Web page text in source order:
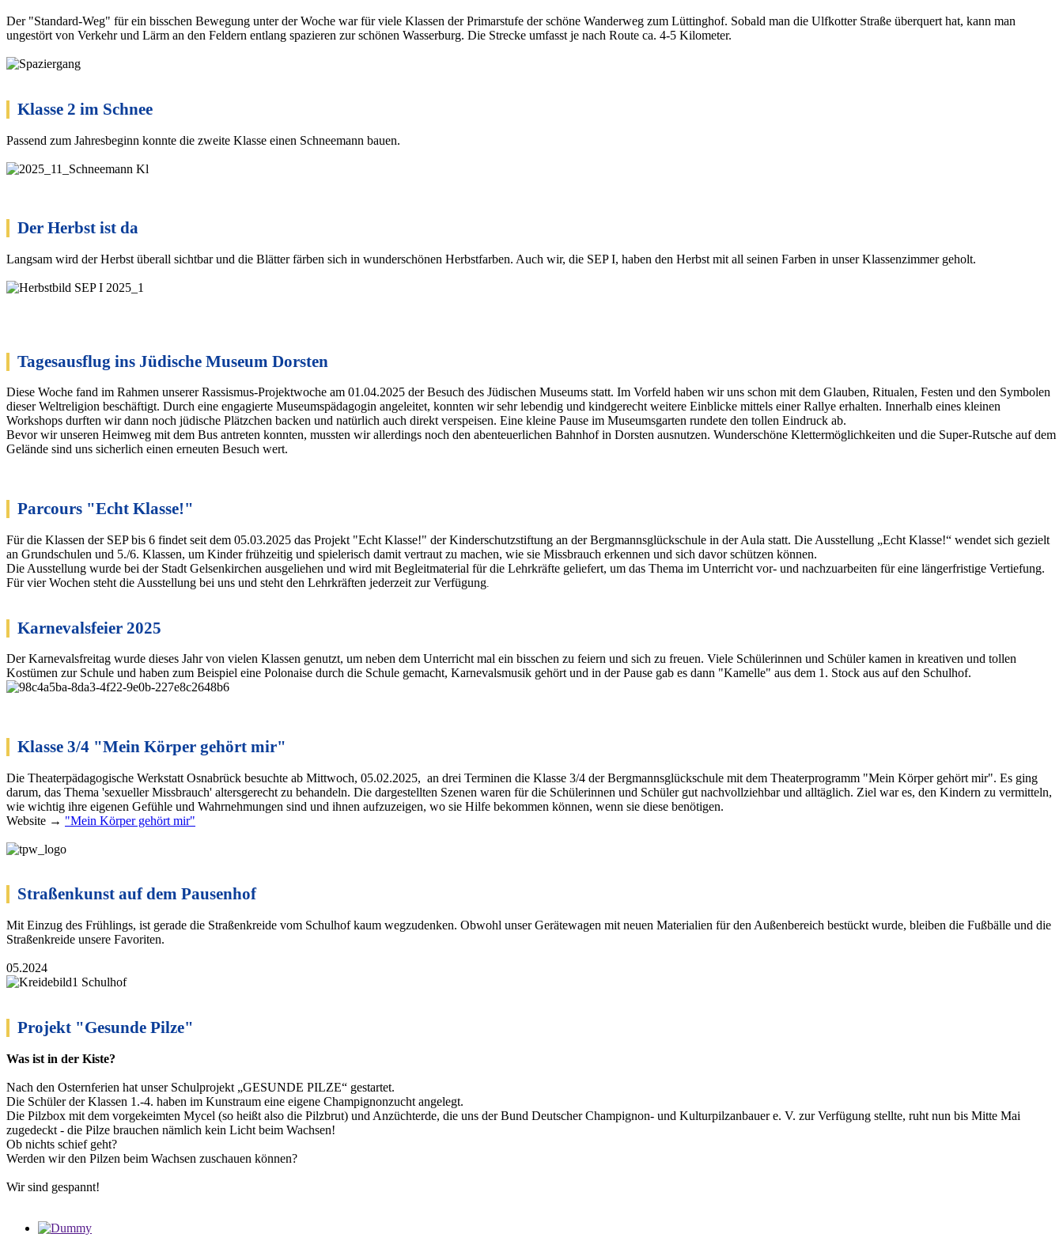
Der "Standard-Weg" für ein bisschen Bewegung unter der Woche war für viele Klassen der Primarstufe der schöne Wanderweg zum Lüttinghof. Sobald man die Ulfkotter Straße überquert hat, kann man
ungestört von Verkehr und Lärm an den Feldern entlang spazieren zur schönen Wasserburg. Die Strecke umfasst je nach Route ca. 4-5 Kilometer.
Klasse 2 im Schnee
Passend zum Jahresbeginn konnte die zweite Klasse einen Schneemann bauen.
Der Herbst ist da
Langsam wird der Herbst überall sichtbar und die Blätter färben sich in wunderschönen Herbstfarben. Auch wir, die SEP I, haben den Herbst mit all seinen Farben in unser Klassenzimmer geholt.
Tagesausflug ins Jüdische Museum Dorsten
Diese Woche fand im Rahmen unserer Rassismus-Projektwoche am 01.04.2025 der Besuch des Jüdischen Museums statt. Im Vorfeld haben wir uns schon mit dem Glauben, Ritualen, Festen und den Symbolen
dieser Weltreligion beschäftigt. Durch eine engagierte Museumspädagogin angeleitet, konnten wir sehr lebendig und kindgerecht weitere Einblicke mittels einer Rallye erhalten. Innerhalb eines kleinen
Workshops durften wir dann noch jüdische Plätzchen backen und natürlich auch direkt verspeisen. Eine kleine Pause im Museumsgarten rundete den tollen Eindruck ab.
Bevor wir unseren Heimweg mit dem Bus antreten konnten, mussten wir allerdings noch den abenteuerlichen Bahnhof in Dorsten ausnutzen. Wunderschöne Klettermöglichkeiten und die Super-Rutsche auf dem
Gelände sind uns sicherlich einen erneuten Besuch wert.
Parcours "Echt Klasse!"
Für die Klassen der SEP bis 6 findet seit dem 05.03.2025 das Projekt "Echt Klasse!" der Kinderschutzstiftung an der Bergmannsglückschule in der Aula statt. Die Ausstellung „Echt Klasse!“ wendet sich gezielt
an Grundschulen und 5./6. Klassen, um Kinder frühzeitig und spielerisch damit vertraut zu machen, wie sie Missbrauch erkennen und sich davor schützen können.
Die Ausstellung wurde bei der Stadt Gelsenkirchen ausgeliehen und wird mit Begleitmaterial für die Lehrkräfte geliefert, um das Thema im Unterricht vor- und nachzuarbeiten für eine längerfristige Vertiefung.
Für vier Wochen steht die Ausstellung bei uns und steht den Lehrkräften jederzeit zur Verfügung
Karnevalsfeier 2025
Der Karnevalsfreitag wurde dieses Jahr von vielen Klassen genutzt, um neben dem Unterricht mal ein bisschen zu feiern und sich zu freuen. Viele Schülerinnen und Schüler kamen in kreativen und tollen
Kostümen zur Schule und haben zum Beispiel eine Polonaise durch die Schule gemacht, Karnevalsmusik gehört und in der Pause gab es dann "Kamelle" aus dem 1. Stock aus auf den Schulhof.
Klasse 3/4 "Mein Körper gehört mir"
Die Theaterpädagogische Werkstatt Osnabrück besuchte ab Mittwoch, 05.02.2025, an drei Terminen die Klasse 3/4 der Bergmannsglückschule mit dem Theaterprogramm "Mein Körper gehört mir". Es ging
darum, das Thema 'sexueller Missbrauch' altersgerecht zu behandeln. Die dargestellten Szenen waren für die Schülerinnen und Schüler gut nachvollziehbar und alltäglich. Ziel war es, den Kindern zu vermitteln,
wie wichtig ihre eigenen Gefühle und Wahrnehmungen sind und ihnen aufzuzeigen, wo sie Hilfe bekommen können, wenn sie diese benötigen.
Website → "Mein Körper gehört mir"
Straßenkunst auf dem Pausenhof
Mit Einzug des Frühlings, ist gerade die Straßenkreide vom Schulhof kaum wegzudenken. Obwohl unser Gerätewagen mit neuen Materialien für den Außenbereich bestückt wurde, bleiben die Fußbälle und die
Straßenkreide unsere Favoriten.
05.2024
Projekt "Gesunde Pilze"
Was ist in der Kiste?
Nach den Osternferien hat unser Schulprojekt „GESUNDE PILZE“ gestartet.
Die Schüler der Klassen 1.-4. haben im Kunstraum eine eigene Champignonzucht angelegt.
Die Pilzbox mit dem vorgekeimten Mycel (so heißt also die Pilzbrut) und Anzüchterde, die uns der Bund Deutscher Champignon- und Kulturpilzanbauer e. V. zur Verfügung stellte, ruht nun bis Mitte Mai
zugedeckt - die Pilze brauchen nämlich kein Licht beim Wachsen!
Ob nichts schief geht?
Werden wir den Pilzen beim Wachsen zuschauen können?
Wir sind gespannt!